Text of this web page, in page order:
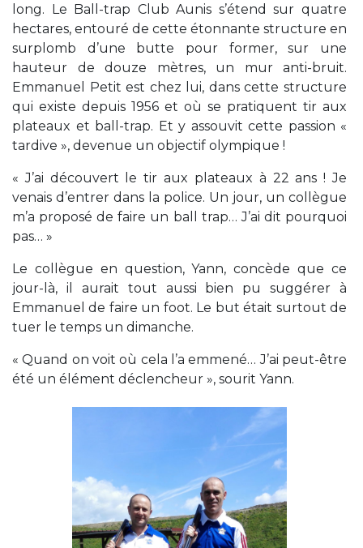
long. Le Ball-trap Club Aunis s’étend sur quatre
hectares, entouré de cette étonnante structure en
surplomb d’une butte pour former, sur une
hauteur de douze mètres, un mur anti-bruit.
Emmanuel Petit est chez lui, dans cette structure
qui existe depuis 1956 et où se pratiquent tir aux
plateaux et ball-trap. Et y assouvit cette passion «
tardive », devenue un objectif olympique !
« J’ai découvert le tir aux plateaux à 22 ans ! Je
venais d’entrer dans la police. Un jour, un collègue
m’a proposé de faire un ball trap… J’ai dit pourquoi
pas… »
Le collègue en question, Yann, concède que ce
jour-là, il aurait tout aussi bien pu suggérer à
Emmanuel de faire un foot. Le but était surtout de
tuer le temps un dimanche.
« Quand on voit où cela l’a emmené… J’ai peut-être
été un élément déclencheur », sourit Yann.